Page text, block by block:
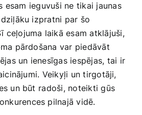
esam⁢ ieguvuši ne tikai jaunas
izpratni⁤ par ‍šo
ceļojuma laikā esam atklājuši,
pārdošana var piedāvāt
un ienesīgas iespējas, ‍tai ir
Veikyļi un tirgotāji,
un būt⁤ radoši, noteikti gūs
pilnajā vidē.